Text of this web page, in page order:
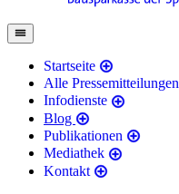
Startseite
Alle Pressemitteilungen
Infodienste
Blog
Publikationen
Mediathek
Kontakt